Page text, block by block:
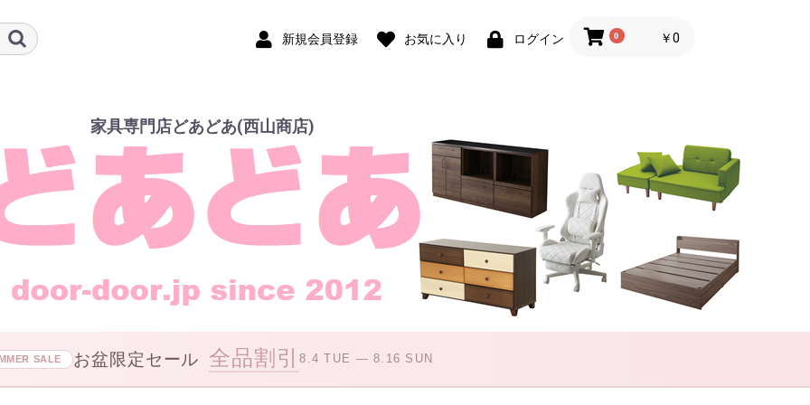
新規会員登録 お気に入り ログイン 0 ￥0
家具専門店どあどあ(西山商店)
SALE お盆限定セール 全品割引8.4 TUE — 8.16 SUN